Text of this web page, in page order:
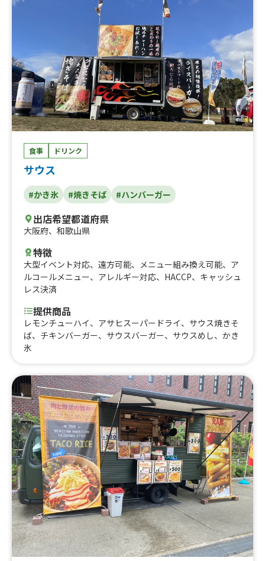
食事 ドリンク
サウス
#かき氷 #焼きそば #ハンバーガー
出店希望都道府県
大阪府、 和歌山県
特徴
大型イベント対応、 遠方可能、 メニュー組み換え可能、 ア
ルコールメニュー、 アレルギー対応、 HACCP、 キャッシュ
レス決済
提供商品
レモンチューハイ、アサヒスーパードライ、サウス焼きそ
ば、チキンバーガー、サウスバーガー、サウスめし、かき
氷